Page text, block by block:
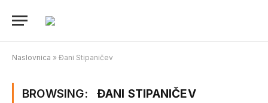
Naslovnica » Đani Stipaničev
BROWSING: ĐANI STIPANIČEV